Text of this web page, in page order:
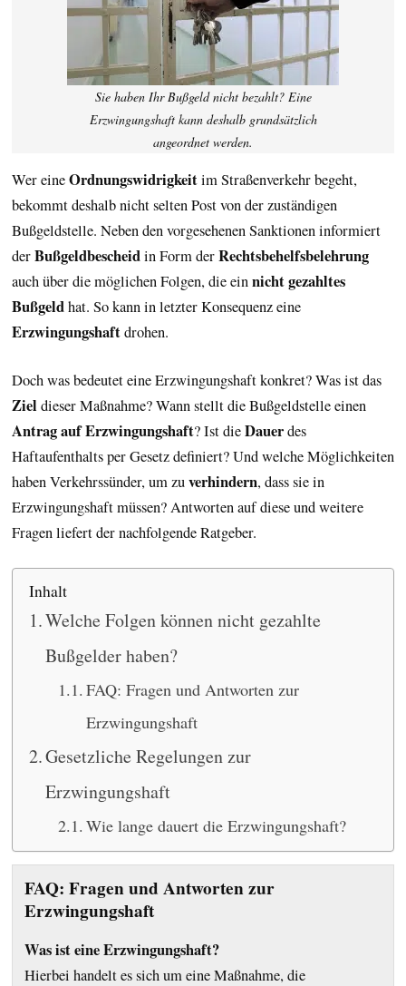
Sie haben Ihr Bußgeld nicht bezahlt? Eine
Erzwingungshaft kann deshalb grundsätzlich
angeordnet werden.
Wer eineOrdnungswidrigkeitim Straßenverkehr begeht,
bekommt deshalb nicht selten Post von der zuständigen
Bußgeldstelle. Neben den vorgesehenen Sanktionen informiert
derBußgeldbescheidin Form derRechtsbehelfsbelehrung
auch über die möglichen Folgen, die einnicht gezahltes
Bußgeldhat. So kann in letzter Konsequenz eine
Erzwingungshaftdrohen.
Doch was bedeutet eine Erzwingungshaft konkret? Was ist das
Ziel dieser Maßnahme? Wann stellt die Bußgeldstelle einen
Antrag auf Erzwingungshaft? Ist dieDauerdes
Haftaufenthalts per Gesetz definiert? Und welche Möglichkeiten
haben Verkehrssünder, um zuverhindern, dass sie in
Erzwingungshaft müssen? Antworten auf diese und weitere
Fragen liefert der nachfolgende Ratgeber.
Inhalt
Welche Folgen können nicht gezahlte
Bußgelder haben?
FAQ: Fragen und Antworten zur
Erzwingungshaft
Gesetzliche Regelungen zur
Erzwingungshaft
Wie lange dauert die Erzwingungshaft?
FAQ: Fragen und Antworten zur
Erzwingungshaft
Was ist eine Erzwingungshaft?
Hierbei handelt es sich um eine Maßnahme, die